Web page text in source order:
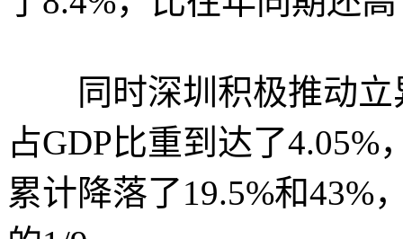
同时深圳积极推动立
占GDP比重到达了
累计降落了19.5%和43%